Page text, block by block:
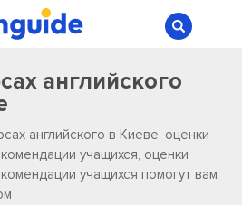
английского
английского в Киеве, оценки
учащихся, оценки
учащихся помогут вам